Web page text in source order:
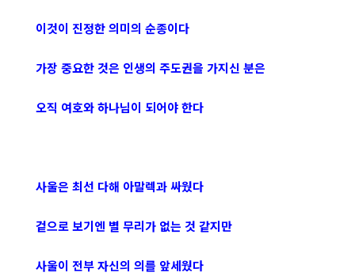
이것이 진정한 의미의 순종이다
가장 중요한 것은 인생의 주도권을 가지신 분은
오직 여호와 하나님이 되어야 한다
사울은 최선 다해 아말렉과 싸웠다
겉으로 보기엔 별 무리가 없는 것 같지만
사울이 전부 자신의 의를 앞세웠다